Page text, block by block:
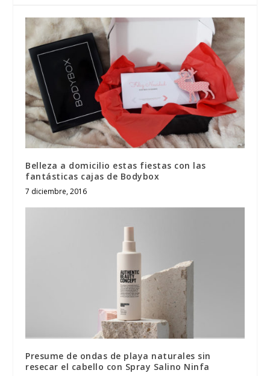
Belleza a domicilio estas fiestas con las
fantásticas cajas de Bodybox
7 diciembre, 2016
Presume de ondas de playa naturales sin
resecar el cabello con Spray Salino Ninfa